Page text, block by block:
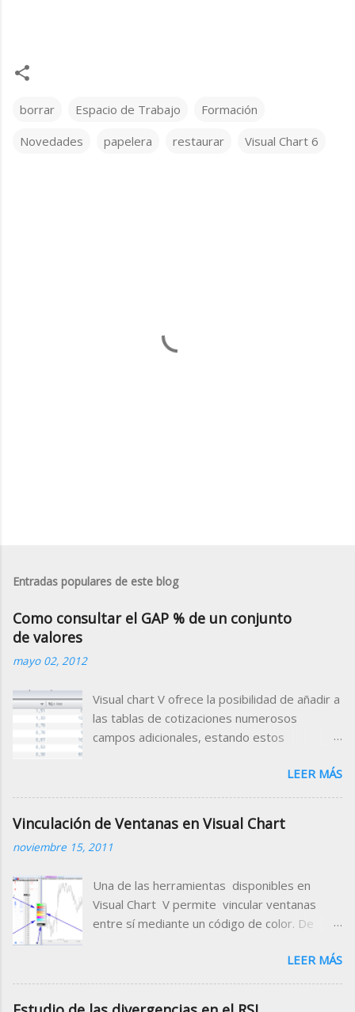
borrar Espacio de Trabajo
Formación
Novedades
papelera restaurar Visual Chart 6
Entradas populares de este blog
Como consultar el GAP % de un conjunto
de valores
mayo 02, 2012
Visual chart V ofrece la posibilidad de añadir a
las tablas de cotizaciones numerosos
campos adicionales, estando estos
tiempo real, valor de indicadores, datos
fundamentales, rating etc.) Para el Mercado
Continuo, está disponible el campo Gap
Porcentual que muestra porcentualmente la
diferencia de la apertura con respecto al
de este dato en una tabla de cotizaciones,
añádelo en la cabecera de la misma siguiendo
estas indicaciones. 1. Abrir la tabla donde
facilitará la información sobre el Gap
porcentual. Para el ejemplo utilizaremos la
tabla que contiene los valores del mercado
LEER MÁS
Vinculación de Ventanas en Visual Chart
noviembre 15, 2011
Una de las herramientas disponibles en
Visual Chart V permite vincular ventanas
entre sí mediante un código de color. De
rápidamente el símbolo que estamos
visualizando en cada una de las ventanas
enlazadas. Para vincular ventanas será
LEER MÁS